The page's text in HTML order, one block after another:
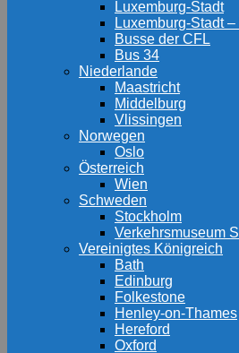
Luxemburg-Stadt
Luxemburg-Stadt
Busse der CFL
Bus 34
Niederlande
Maastricht
Middelburg
Vlissingen
Norwegen
Oslo
Österreich
Wien
Schweden
Stockholm
Verkehrsmuseum
Vereinigtes Königreich
Bath
Edinburg
Folkestone
Henley-on-Thames
Hereford
Oxford